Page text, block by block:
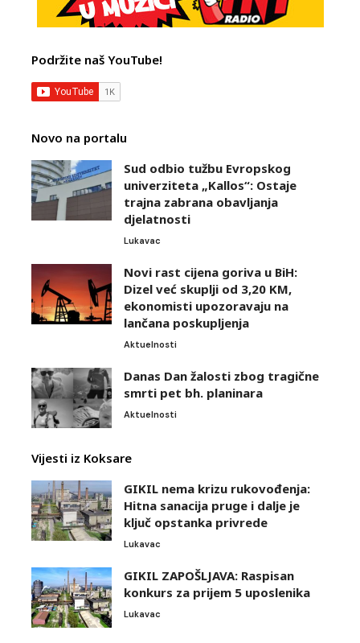
Podržite naš YouTube!
Novo na portalu
Sud odbio tužbu Evropskog
univerziteta „Kallos“: Ostaje
trajna zabrana obavljanja
djelatnosti
Lukavac
Novi rast cijena goriva u BiH:
Dizel već skuplji od 3,20 KM,
ekonomisti upozoravaju na
lančana poskupljenja
Aktuelnosti
Danas Dan žalosti zbog tragične
smrti pet bh. planinara
Aktuelnosti
Vijesti iz Koksare
GIKIL nema krizu rukovođenja:
Hitna sanacija pruge i dalje je
ključ opstanka privrede
Lukavac
GIKIL ZAPOŠLJAVA: Raspisan
konkurs za prijem 5 uposlenika
Lukavac